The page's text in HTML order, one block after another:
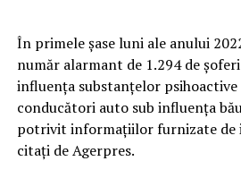
În primele șase luni ale anului
număr alarmant de 1.294 de
influența substanțelor psihoactive
conducători auto sub influența
potrivit informațiilor furnizate
citați de Agerpres.